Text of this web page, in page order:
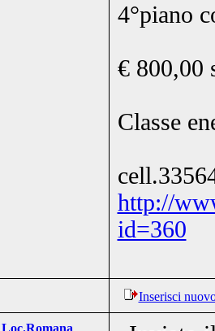
4°piano
€ 800,00
Classe
http://
id=360
Inserisci
Loc.Romana